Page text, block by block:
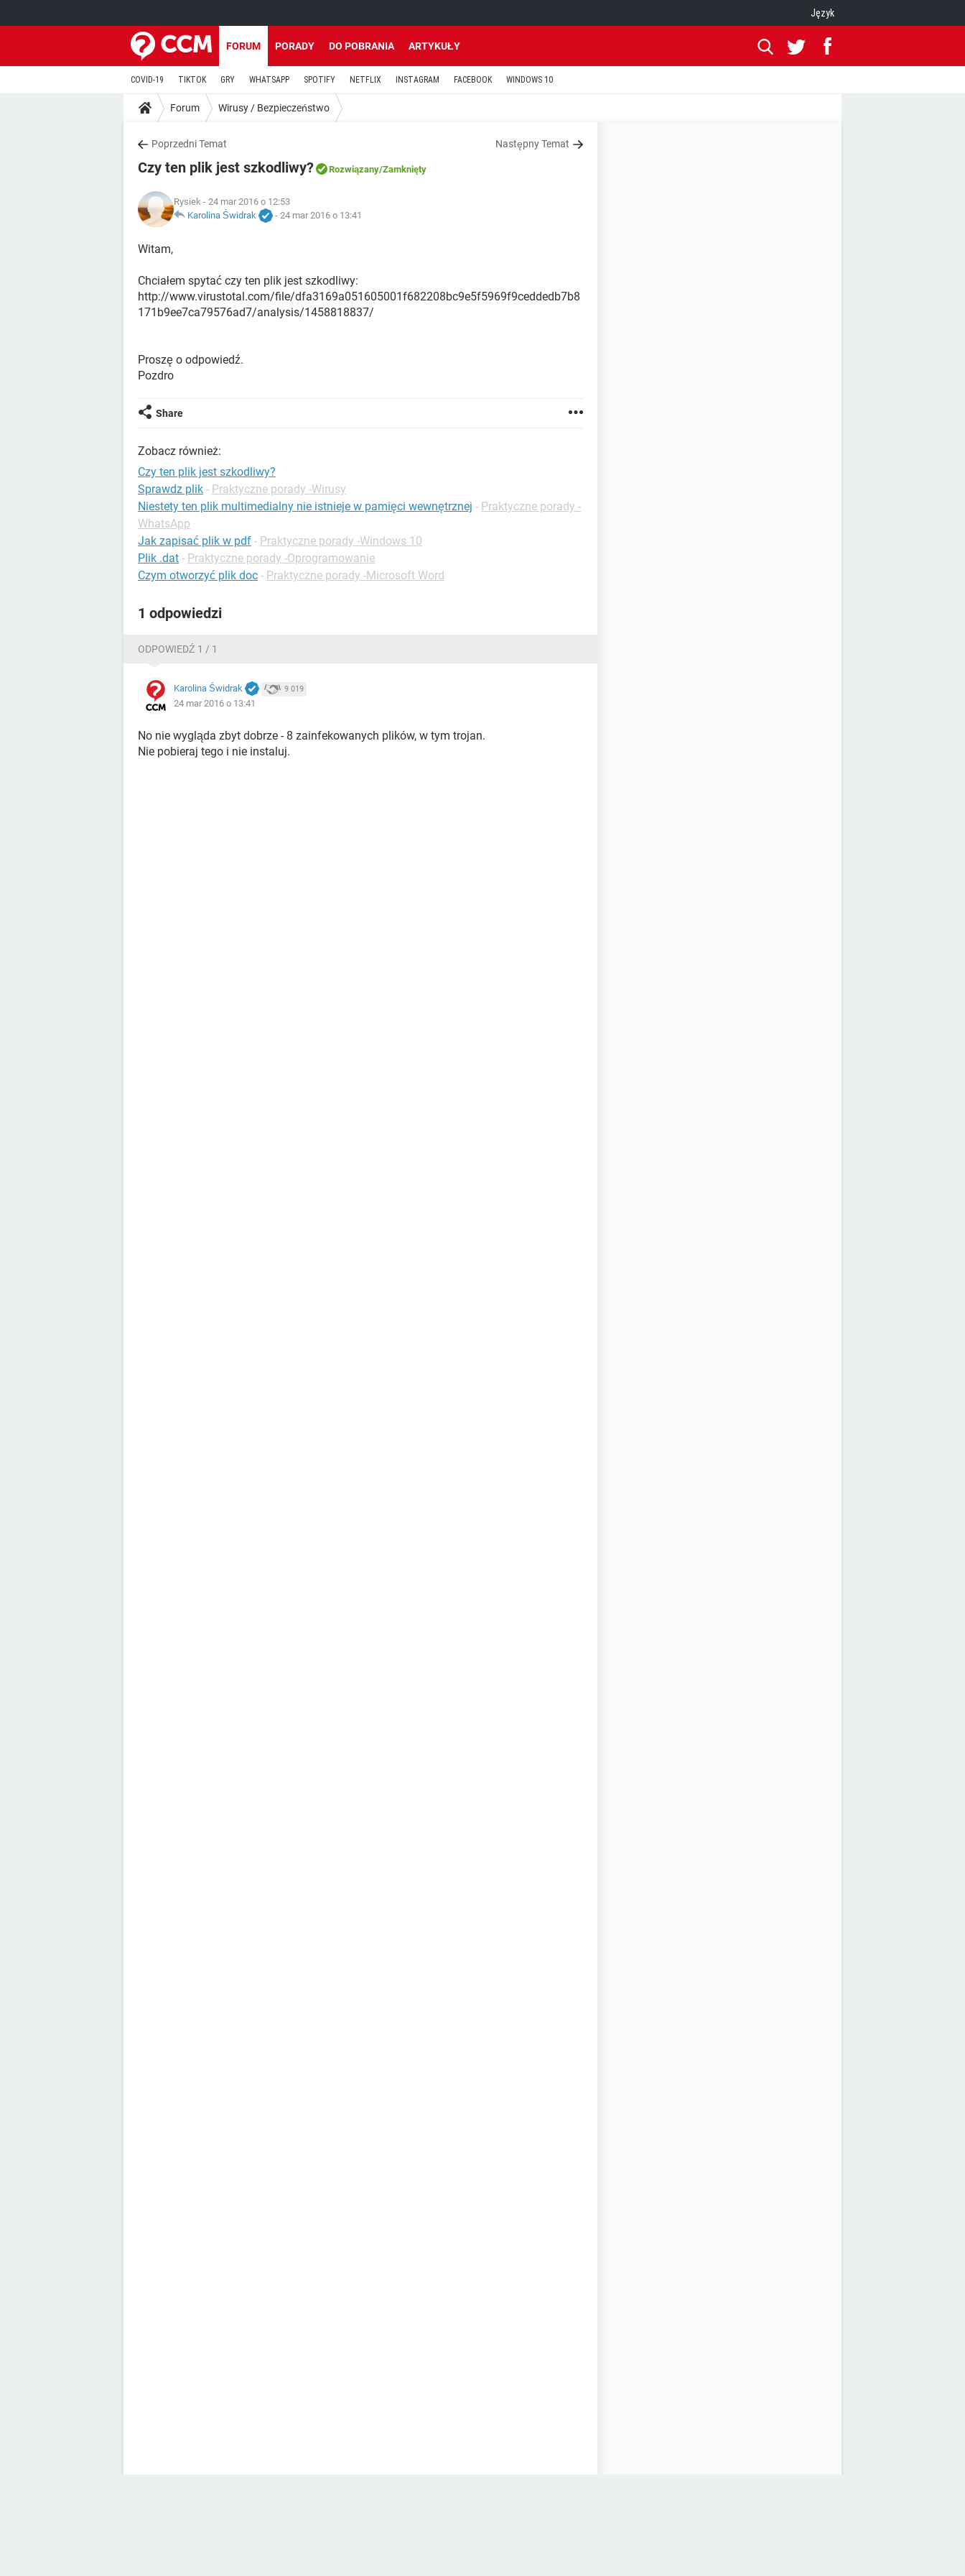
Język
FORUM PORADY DO POBRANIA ARTYKUŁY
COVID-19 TIKTOK GRY WHATSAPP SPOTIFY NETFLIX INSTAGRAM FACEBOOK WINDOWS 10
Forum Wirusy / Bezpieczeństwo
Poprzedni Temat Następny Temat
Czy ten plik jest szkodliwy? Rozwiązany/Zamknięty
Rysiek - 24 mar 2016 o 12:53
Karolina Świdrak
- 24 mar 2016 o 13:41
Witam,
Chciałem spytać czy ten plik jest szkodliwy:
http://www.virustotal.com/file/dfa3169a051605001f682208bc9e5f5969f9ceddedb7b8
171b9ee7ca79576ad7/analysis/1458818837/
Proszę o odpowiedź.
Pozdro
Share
Zobacz również:
Czy ten plik jest szkodliwy?
Sprawdz plik - Praktyczne porady -Wirusy
Niestety ten plik multimedialny nie istnieje w pamięci wewnętrznej - Praktyczne porady -
WhatsApp
Jak zapisać plik w pdf - Praktyczne porady -Windows 10
Plik .dat - Praktyczne porady -Oprogramowanie
Czym otworzyć plik doc - Praktyczne porady -Microsoft Word
1 odpowiedzi
ODPOWIEDŹ 1 / 1
Karolina Świdrak 9 019
24 mar 2016 o 13:41
No nie wygląda zbyt dobrze - 8 zainfekowanych plików, w tym trojan.
Nie pobieraj tego i nie instaluj.